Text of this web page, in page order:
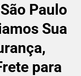
Paulo
Sua
para